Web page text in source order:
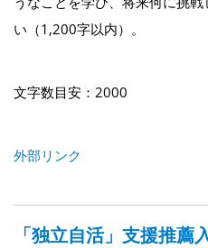
い（1,200字以内）。
文字数目安：2000
外部リンク
「独立自活」支援推薦